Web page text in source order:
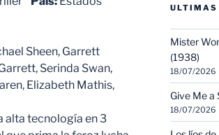
Sheen, Garrett
Serinda Swan,
Elizabeth Mathis,
alta tecnología en 3
ULTIMAS
Mister
(1938)
18/07/2026
Give Me a
18/07/2026